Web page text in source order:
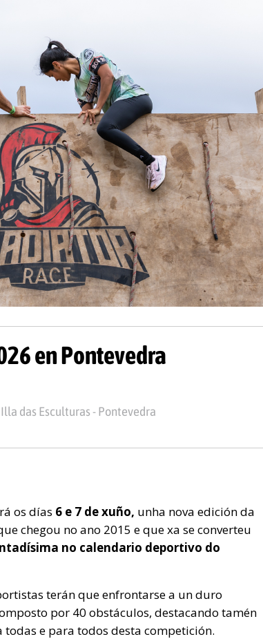
en Pontevedra
Illa das Esculturas - Pontevedra
os días 6 e 7 de xuño, unha nova edición da
chegou no ano 2015 e que xa se converteu
no calendario deportivo do
terán que enfrontarse a un duro
por 40 obstáculos, destacando tamén
e para todos desta competición.